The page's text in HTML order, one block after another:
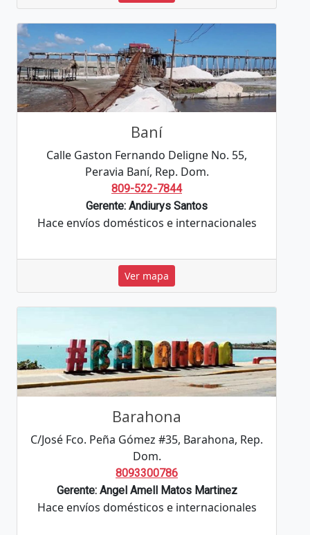
Baní
Calle Gaston Fernando Deligne No. 55,
Peravia Baní, Rep. Dom.
809-522-7844
Gerente: Andiurys Santos
Hace envíos domésticos e internacionales
Ver mapa
Barahona
C/José Fco. Peña Gómez #35, Barahona, Rep.
Dom.
8093300786
Gerente: Angel Amell Matos Martinez
Hace envíos domésticos e internacionales